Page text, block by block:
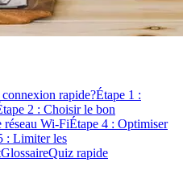
rapide?Étape 1 :
2 : Choisir le bon
réseau Wi-FiÉtape 4 : Optimiser
: Limiter les
GlossaireQuiz rapide